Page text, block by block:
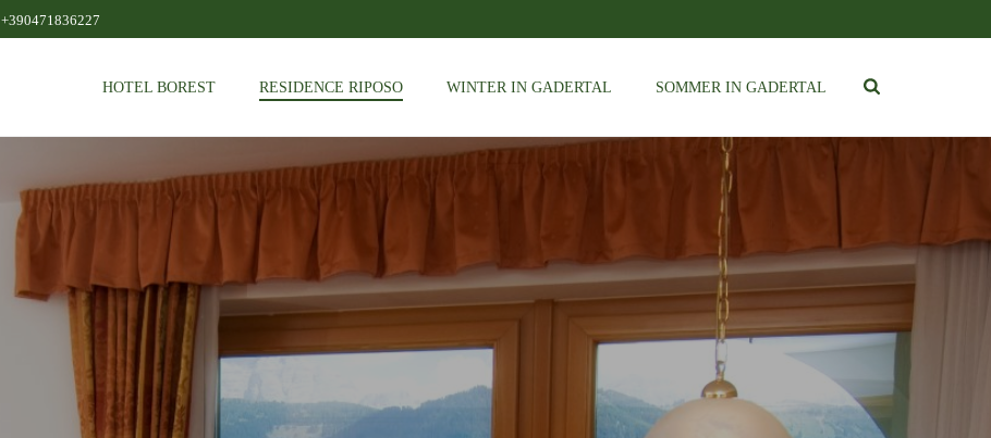
+390471836227
HOTEL BOREST RESIDENCE RIPOSO WINTER IN GADERTAL SOMMER IN GADERTAL